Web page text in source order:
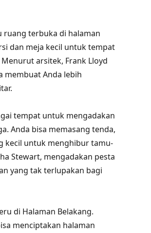
ruang terbuka di halaman
dan meja kecil untuk tempat
arsitek, Frank Lloyd
membuat Anda lebih
tempat untuk mengadakan
Anda bisa memasang tenda,
kecil untuk menghibur tamu-
Stewart, mengadakan pesta
yang tak terlupakan bagi
di Halaman Belakang.
menciptakan halaman